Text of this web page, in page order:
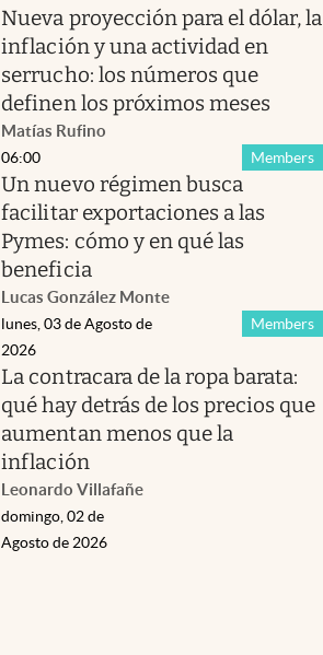
Nueva proyección para el dólar, la
inflación y una actividad en
serrucho: los números que
definen los próximos meses
Matías Rufino
Members
06:00
Un nuevo régimen busca
facilitar exportaciones a las
Pymes: cómo y en qué las
beneficia
Lucas González Monte
Members
lunes, 03 de Agosto de
2026
La contracara de la ropa barata:
qué hay detrás de los precios que
aumentan menos que la
inflación
Leonardo Villafañe
domingo, 02 de
Agosto de 2026